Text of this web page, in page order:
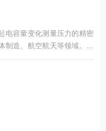
电容量变化测量压力的精密
造、航空航天等领域。由
用时间影响，需通过定期校